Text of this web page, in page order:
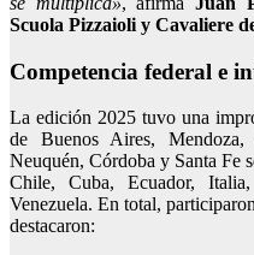
Scuola Pizzaioli y Cavaliere
Competencia federal e
La edición 2025 tuvo una
de Buenos Aires, Mendoza,
Neuquén, Córdoba y Santa Fe
Chile, Cuba, Ecuador,
Venezuela. En total,
destacaron: